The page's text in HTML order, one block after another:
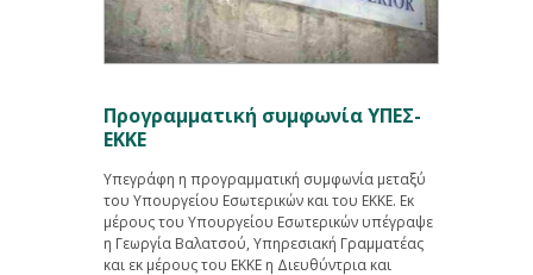
Προγραμματική συμφωνία ΥΠΕΣ-
ΕΚΚΕ
Υπεγράφη η προγραμματική συμφωνία μεταξύ
του Υπουργείου Εσωτερικών και του ΕΚΚΕ. Εκ
μέρους του Υπουργείου Εσωτερικών υπέγραψε
η Γεωργία Βαλατσού, Υπηρεσιακή Γραμματέας
και εκ μέρους του ΕΚΚΕ η Διευθύντρια και